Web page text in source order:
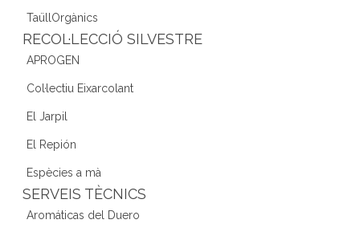
TaüllOrgànics
RECOL·LECCIÓ SILVESTRE
APROGEN
Col·lectiu Eixarcolant
El Jarpil
El Repión
Espècies a mà
SERVEIS TÈCNICS
Aromáticas del Duero